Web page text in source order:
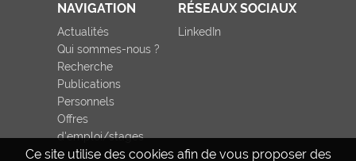
Ce site utilise des cookies afin de vous proposer des
NAVIGATION
Actualités
Qui sommes-nous ?
Recherche
Publications
Personnels
Offres
d'emploi/stages
RÉSEAUX SOCIAUX
LinkedIn